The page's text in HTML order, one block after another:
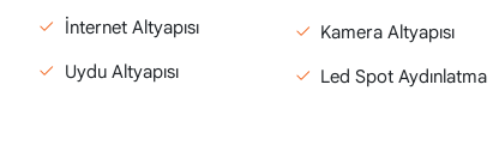
İnternet Altyapısı
Uydu Altyapısı
Kamera Altyapısı
Led Spot Aydınlatma